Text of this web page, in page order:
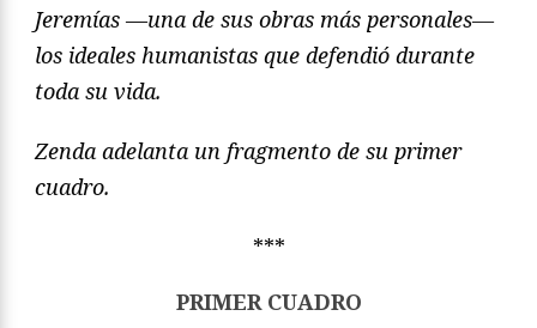
Jeremías —una de sus obras más personales―
los ideales humanistas que defendió durante
toda su vida.
Zenda adelanta un fragmento de su primer
cuadro.
***
PRIMER CUADRO